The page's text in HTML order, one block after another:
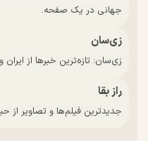
جهانی در یک صفحه.
زی‌سان
زی‌سان: تازه‌ترین خبرها از
راز بقا
جدیدترین فیلم‌ها و تصاویر از